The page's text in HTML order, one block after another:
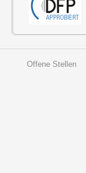
Offene Stellen